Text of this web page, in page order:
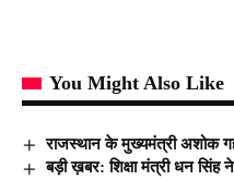
You Might Also Like
राजस्थान के मुख्यमंत्री अशोक
बड़ी ख़बर: शिक्षा मंत्री धन सिंह